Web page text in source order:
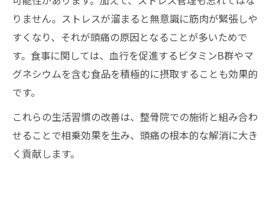
りません。ストレスが溜まると無意識に筋肉が緊張しや
すくなり、それが頭痛の原因となることが多いためで
す。食事に関しては、血行を促進するビタミンB群やマ
グネシウムを含む食品を積極的に摂取することも効果的
です。
これらの生活習慣の改善は、整骨院での施術と組み合わ
せることで相乗効果を生み、頭痛の根本的な解消に大き
く貢献します。